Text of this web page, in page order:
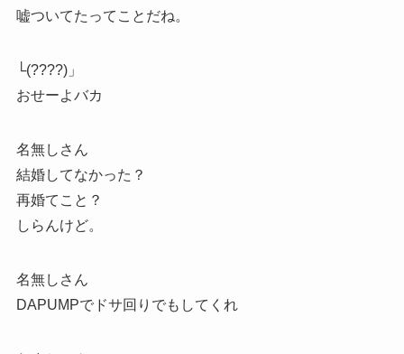
嘘ついてたってことだね。
└(????)」
おせーよバカ
名無しさん
結婚してなかった？
再婚てこと？
しらんけど。
名無しさん
DAPUMPでドサ回りでもしてくれ